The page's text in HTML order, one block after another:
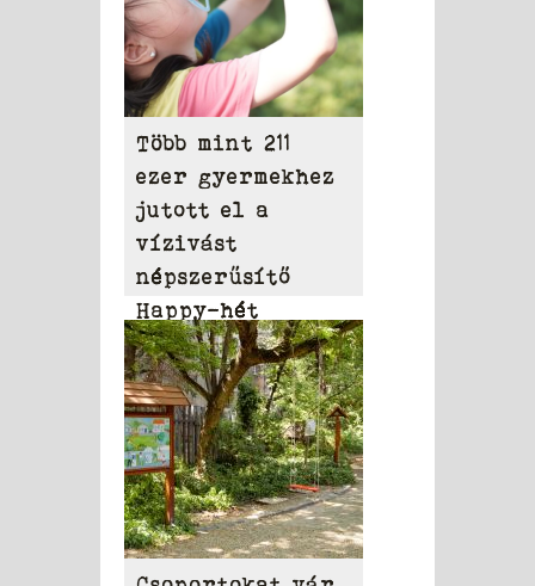
Több mint 211
ezer gyermekhez
jutott el a
vízivást
népszerűsítő
Happy-hét
üzenete